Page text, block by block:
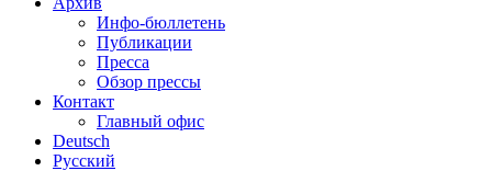
Инфо-бюллетень
Публикации
Пресса
Обзор прессы
Контакт
Главный офис
Deutsch
Русский